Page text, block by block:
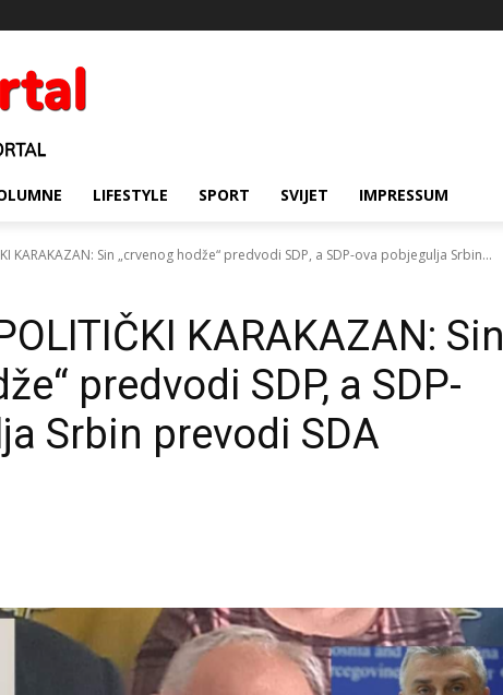
LIFESTYLE SPORT SVIJET IMPRESSUM
KARAKAZAN: Sin „crvenog hodže“ predvodi SDP, a SDP-ova pobjegulja Srbin...
KARAKAZAN: Sin
predvodi SDP, a SDP-
Srbin prevodi SDA